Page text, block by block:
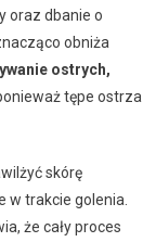
oraz dbanie o
obniża
ostrych,
tępe ostrza
skórę
trakcie golenia.
że cały proces